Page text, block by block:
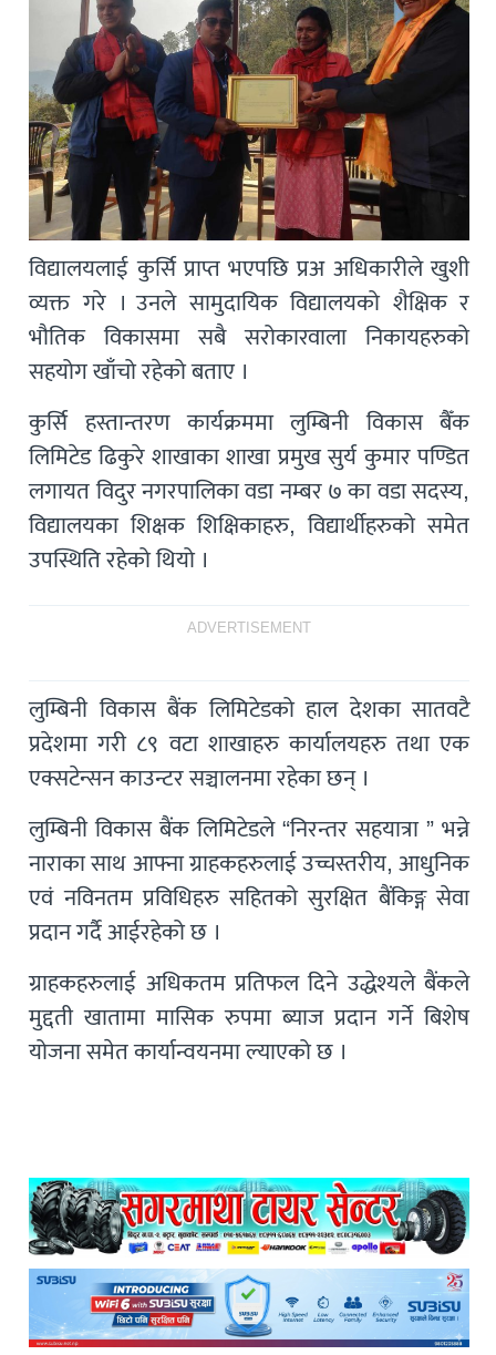
विद्यालयलाई कुर्सि प्राप्त भएपछि प्रअ अधिकारीले खुशी
व्यक्त गरे । उनले सामुदायिक विद्यालयको शैक्षिक र
भौतिक विकासमा सबै सरोकारवाला निकायहरुको
सहयोग खाँचो रहेको बताए ।
कुर्सि हस्तान्तरण कार्यक्रममा लुम्बिनी विकास बैँक
लिमिटेड ढिकुरे शाखाका शाखा प्रमुख सुर्य कुमार पण्डित
लगायत विदुर नगरपालिका वडा नम्बर ७ का वडा सदस्य,
विद्यालयका शिक्षक शिक्षिकाहरु, विद्यार्थीहरुको समेत
उपस्थिति रहेको थियो ।
ADVERTISEMENT
लुम्बिनी विकास बैंक लिमिटेडको हाल देशका सातवटै
प्रदेशमा गरी ८९ वटा शाखाहरु कार्यालयहरु तथा एक
एक्सटेन्सन काउन्टर सञ्चालनमा रहेका छन् ।
लुम्बिनी विकास बैंक लिमिटेडले “निरन्तर सहयात्रा ” भन्ने
नाराका साथ आफ्ना ग्राहकहरुलाई उच्चस्तरीय, आधुनिक
एवं नविनतम प्रविधिहरु सहितको सुरक्षित बैंकिङ्ग सेवा
प्रदान गर्दै आईरहेको छ ।
ग्राहकहरुलाई अधिकतम प्रतिफल दिने उद्धेश्यले बैंकले
मुद्दती खातामा मासिक रुपमा ब्याज प्रदान गर्ने बिशेष
योजना समेत कार्यान्वयनमा ल्याएको छ ।